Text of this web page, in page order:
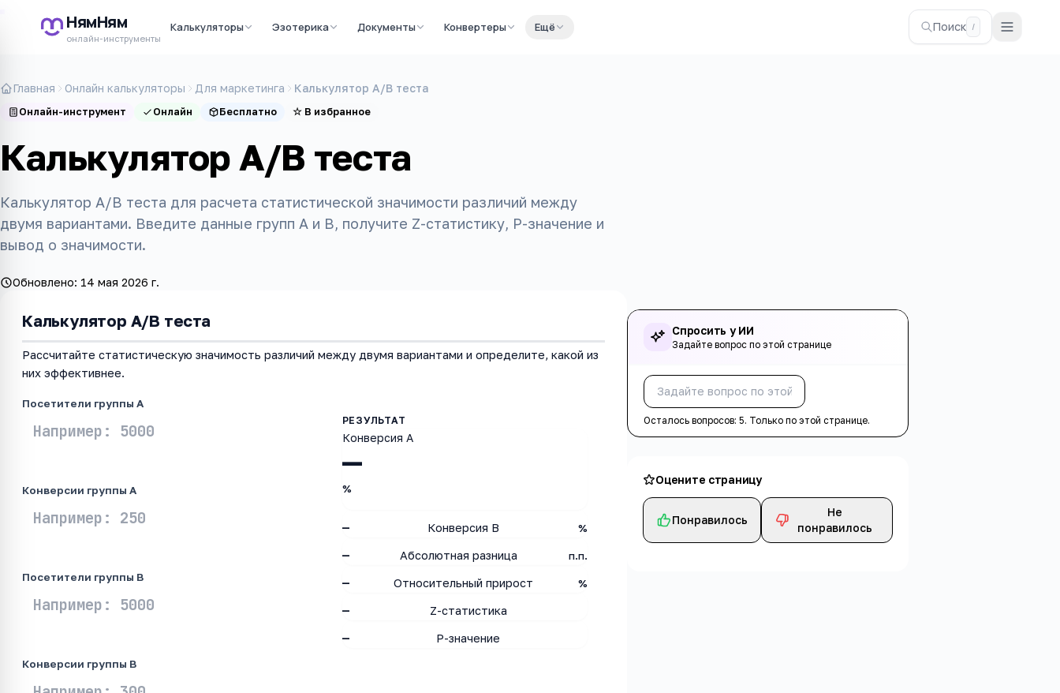
НямНям
онлайн-инструменты
Калькуляторы Эзотерика Документы Конвертеры Ещё Поиск /
Главная Онлайн калькуляторы Для маркетинга Калькулятор A/B теста
Онлайн-инструмент Онлайн Бесплатно ☆ В избранное
Калькулятор A/B теста
Калькулятор A/B теста для расчета статистической значимости различий между
двумя вариантами. Введите данные групп A и B, получите Z-статистику, P-значение и
вывод о значимости.
Обновлено: 14 мая 2026 г.
Калькулятор A/B теста
Рассчитайте статистическую значимость различий между двумя вариантами и определите, какой из
них эффективнее.
Посетители группы A
Конверсии группы A
Посетители группы B
Конверсии группы B
—
Конверсия A
%
— Конверсия B %
— Абсолютная разница п.п.
— Относительный прирост %
— Z-статистика
— P-значение
Спросить у ИИ
Задайте вопрос по этой странице
Осталось вопросов:5. Только по этой странице.
Оцените страницу
Понравилось
Не
понравилось